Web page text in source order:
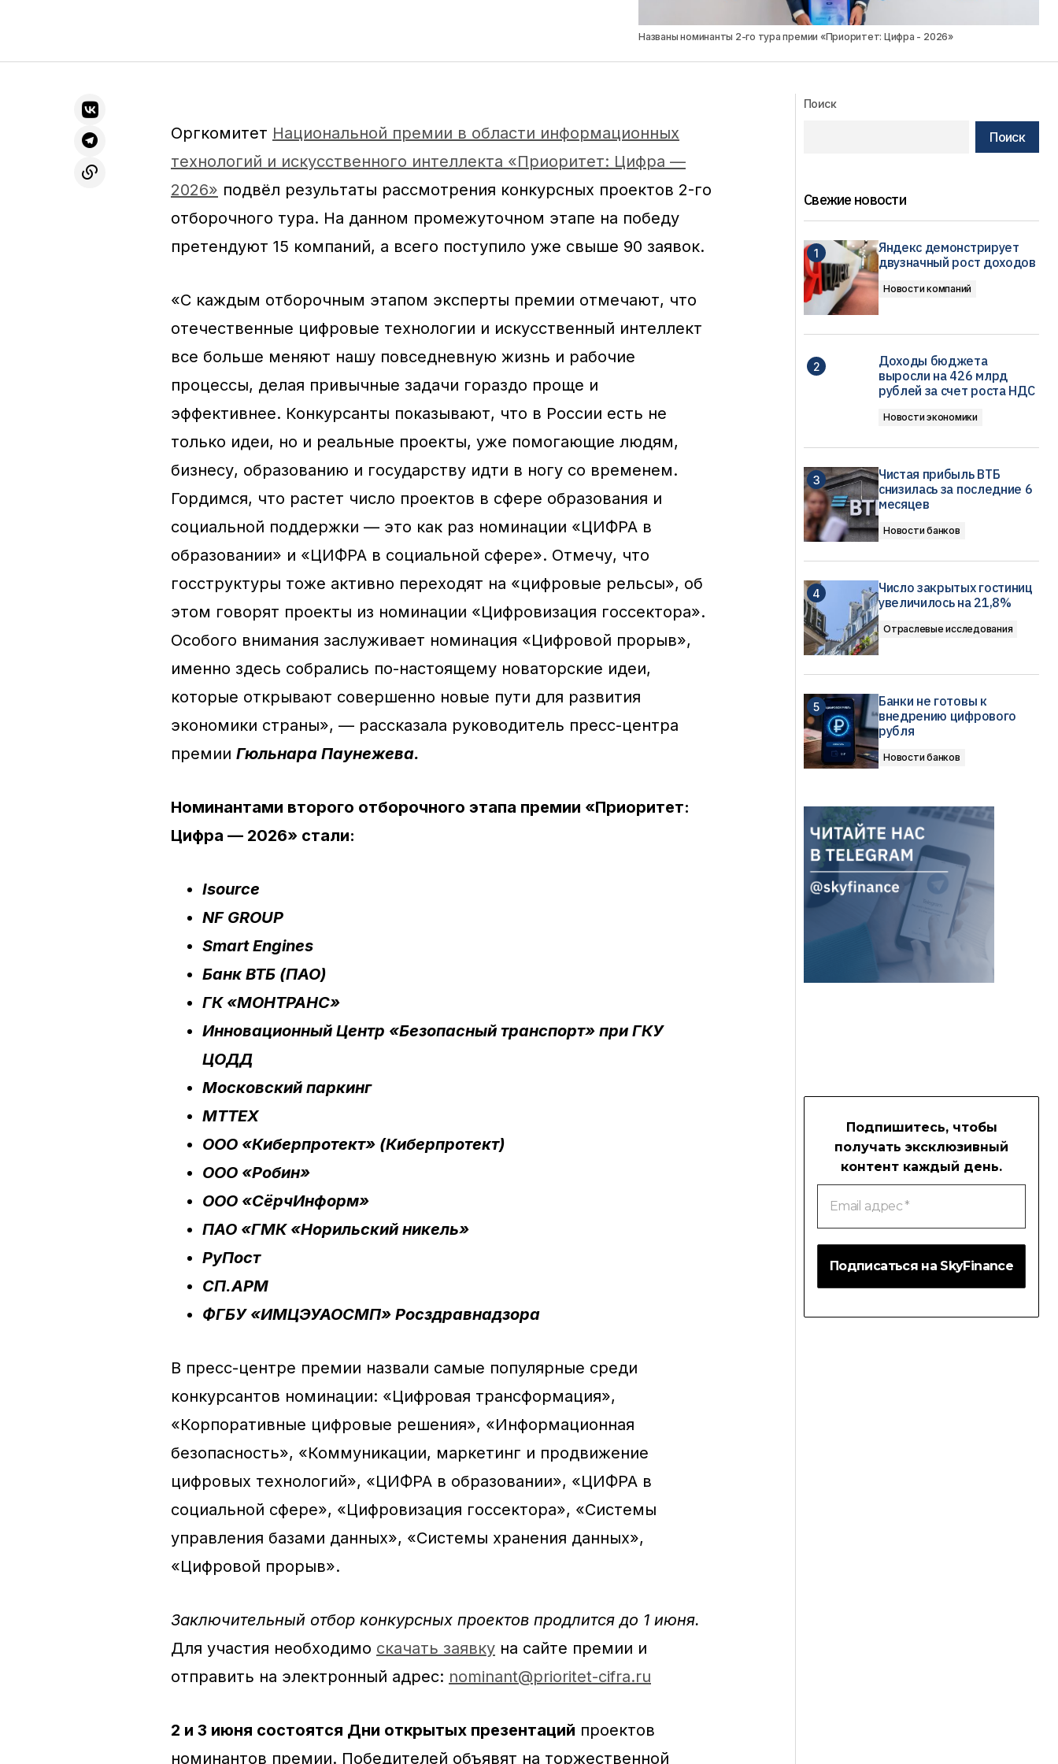
Названы номинанты 2-го тура премии «Приоритет: Цифра - 2026»
Оргкомитет Национальной премии в области информационных
технологий и искусственного интеллекта «Приоритет: Цифра —
2026» подвёл результаты рассмотрения конкурсных проектов 2-го
отборочного тура. На данном промежуточном этапе на победу
претендуют 15 компаний, а всего поступило уже свыше 90 заявок.
«С каждым отборочным этапом эксперты премии отмечают, что
отечественные цифровые технологии и искусственный интеллект
все больше меняют нашу повседневную жизнь и рабочие
процессы, делая привычные задачи гораздо проще и
эффективнее. Конкурсанты показывают, что в России есть не
только идеи, но и реальные проекты, уже помогающие людям,
бизнесу, образованию и государству идти в ногу со временем.
Гордимся, что растет число проектов в сфере образования и
социальной поддержки — это как раз номинации «ЦИФРА в
образовании» и «ЦИФРА в социальной сфере». Отмечу, что
госструктуры тоже активно переходят на «цифровые рельсы», об
этом говорят проекты из номинации «Цифровизация госсектора».
Особого внимания заслуживает номинация «Цифровой прорыв»,
именно здесь собрались по-настоящему новаторские идеи,
которые открывают совершенно новые пути для развития
экономики страны», — рассказала руководитель пресс-центра
премии Гюльнара Паунежева.
Номинантами второго отборочного этапа премии «Приоритет:
Цифра — 2026» стали:
Isource
NF GROUP
Smart Engines
Банк ВТБ (ПАО)
ГК «МОНТРАНС»
Инновационный Центр «Безопасный транспорт» при ГКУ
ЦОДД
Московский паркинг
МТТЕХ
ООО «Киберпротект» (Киберпротект)
ООО «Робин»
ООО «СёрчИнформ»
ПАО «ГМК «Норильский никель»
РуПост
СП.АРМ
ФГБУ «ИМЦЭУАОСМП» Росздравнадзора
В пресс-центре премии назвали самые популярные среди
конкурсантов номинации: «Цифровая трансформация»,
«Корпоративные цифровые решения», «Информационная
безопасность», «Коммуникации, маркетинг и продвижение
цифровых технологий», «ЦИФРА в образовании», «ЦИФРА в
социальной сфере», «Цифровизация госсектора», «Системы
управления базами данных», «Системы хранения данных»,
«Цифровой прорыв».
Заключительный отбор конкурсных проектов продлится до 1 июня.
Для участия необходимо скачать заявку на сайте премии и
отправить на электронный адрес: nominant@prioritet-cifra.ru
2 и 3 июня состоятся Дни открытых презентаций проектов
номинантов премии. Победителей объявят на торжественной
Поиск
Поиск
Свежие новости
Яндекс демонстрирует
двузначный рост доходов
Новости компаний
Доходы бюджета
выросли на 426 млрд
рублей за счет роста НДС
Новости экономики
Чистая прибыль ВТБ
снизилась за последние 6
месяцев
Новости банков
Число закрытых гостиниц
увеличилось на 21,8%
Отраслевые исследования
Банки не готовы к
внедрению цифрового
рубля
Новости банков
Подпишитесь, чтобы
получать эксклюзивный
контент каждый день.
адрес